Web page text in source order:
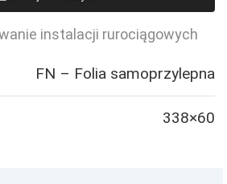
sulphuric
acid instalacji rurociągowych
FN – Folia samoprzylepna
338×60